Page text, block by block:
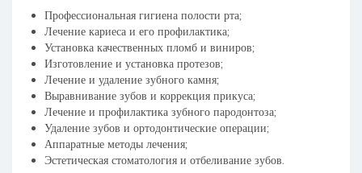
Профессиональная гигиена полости рта;
Лечение кариеса и его профилактика;
Установка качественных пломб и виниров;
Изготовление и установка протезов;
Лечение и удаление зубного камня;
Выравнивание зубов и коррекция прикуса;
Лечение и профилактика зубного пародонтоза;
Удаление зубов и ортодонтические операции;
Аппаратные методы лечения;
Эстетическая стоматология и отбеливание зубов.